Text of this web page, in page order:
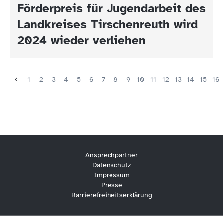
Förderpreis für Jugendarbeit des
Landkreises Tirschenreuth wird
2024 wieder verliehen
1 2 3 4 5 6 7 8 9 10 11 12 13 14 15 16
Ansprechpartner
Datenschutz
Impressum
Presse
Barrierefreiheitserklärung